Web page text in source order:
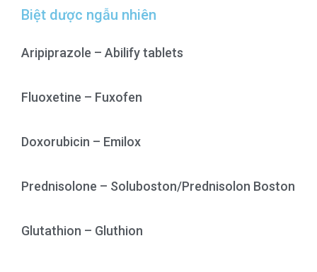
Biệt dược ngẫu nhiên
Aripiprazole – Abilify tablets
Fluoxetine – Fuxofen
Doxorubicin – Emilox
Prednisolone – Soluboston/Prednisolon Boston
Glutathion – Gluthion